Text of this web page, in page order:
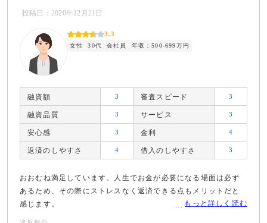
投稿日：2020年12月21日
3.3
女性 30代 会社員 年収：500-699万円
融資額 3 審査スピード 3
融資品質 3 サービス 3
安心感 3 金利 4
返済のしやすさ 4 借入のしやすさ 3
おおむね満足しています。人生でお金が必要になる場面は必ず
あるため、その際にストレスなく返済できる点もメリットだと
感じます。
もっと詳しく読む